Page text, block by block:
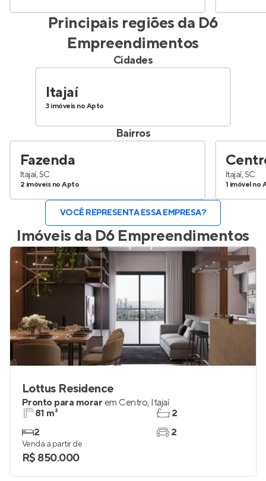
Principais regiões da D6
Empreendimentos
Cidades
Itajaí
3 imóveis no Apto
Bairros
Fazenda
Itajaí, SC
2 imóveis no Apto
Itajaí, SC
1 imóvel no
VOCÊ REPRESENTA ESSA EMPRESA?
Imóveis da D6 Empreendimentos
Lottus Residence
Pronto para morar em Centro, Itajaí
81 m²
2
2
2
Venda a partir de
R$ 850.000